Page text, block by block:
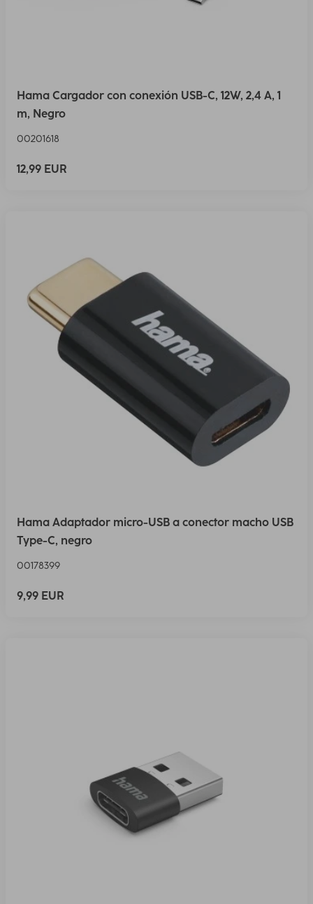
Hama Cargador con conexión USB-C, 12W, 2,4 A, 1
m, Negro
00201618
12,99 EUR
Hama Adaptador micro-USB a conector macho USB
Type-C, negro
00178399
9,99 EUR